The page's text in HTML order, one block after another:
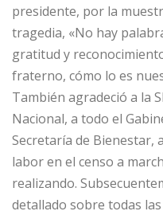
presidente, por la
tragedia, «No hay
gratitud y
fraterno, cómo lo es
También agradeció a la
Nacional, a todo el
Secretaría de Bienestar,
labor en el censo a
realizando.
detallado sobre todas